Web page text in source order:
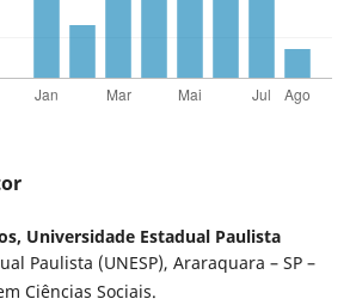
Universidade Estadual Paulista
Paulista (UNESP), Araraquara – SP –
Ciências Sociais.